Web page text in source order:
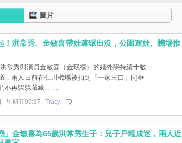
圖片
！洪常秀、金敏喜帶娃連環出沒，公園遛娃、機場推
常秀與演員金敏喜（金珉禧）的婚外戀持續十數
，兩人日前在仁川機場被拍到「一家三口」同框
不再躲躲藏藏， ...
星期五09:37 Tracy
」金敏喜為65歲洪常秀生子：兒子戶籍成迷，兩人近